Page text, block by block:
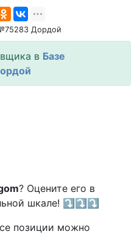
Дордой
в Базе
? Оцените его в
шкале! ⤵️⤵️⤵️
позиции можно